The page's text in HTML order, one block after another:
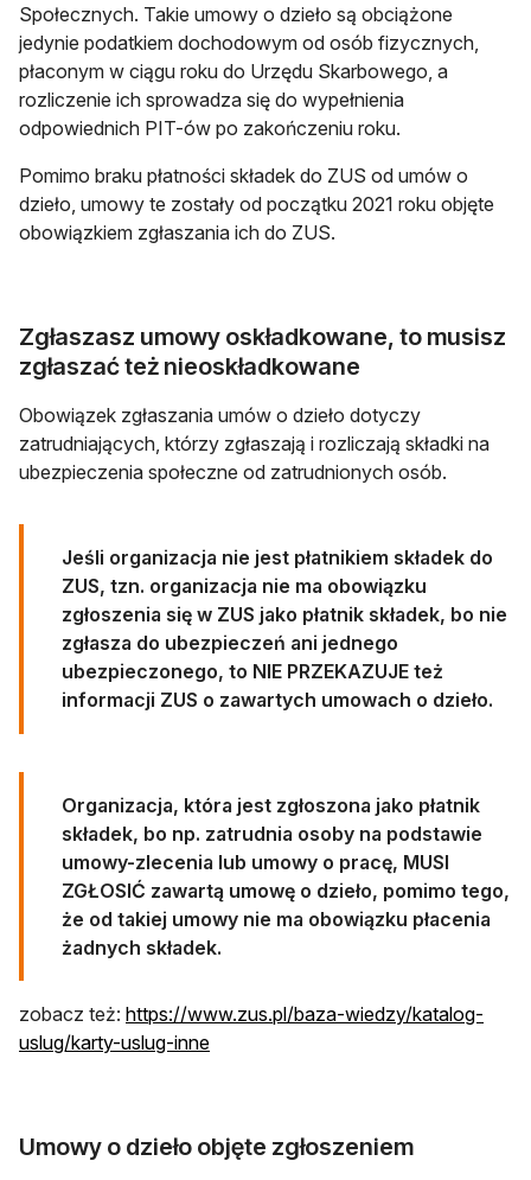
Społecznych. Takie umowy o dzieło są obciążone
jedynie podatkiem dochodowym od osób fizycznych,
płaconym w ciągu roku do Urzędu Skarbowego, a
rozliczenie ich sprowadza się do wypełnienia
odpowiednich PIT-ów po zakończeniu roku.
Pomimo braku płatności składek do ZUS od umów o
dzieło, umowy te zostały od początku 2021 roku objęte
obowiązkiem zgłaszania ich do ZUS.
Zgłaszasz umowy oskładkowane, to musisz
zgłaszać też nieoskładkowane
Obowiązek zgłaszania umów o dzieło dotyczy
zatrudniających, którzy zgłaszają i rozliczają składki na
ubezpieczenia społeczne od zatrudnionych osób.
Jeśli organizacja nie jest płatnikiem składek do
ZUS, tzn. organizacja nie ma obowiązku
zgłoszenia się w ZUS jako płatnik składek, bo nie
zgłasza do ubezpieczeń ani jednego
ubezpieczonego, to NIE PRZEKAZUJE też
informacji ZUS o zawartych umowach o dzieło.
Organizacja, która jest zgłoszona jako płatnik
składek, bo np. zatrudnia osoby na podstawie
umowy-zlecenia lub umowy o pracę, MUSI
ZGŁOSIĆ zawartą umowę o dzieło, pomimo tego,
że od takiej umowy nie ma obowiązku płacenia
żadnych składek.
zobacz też: https://www.zus.pl/baza-wiedzy/katalog-
uslug/karty-uslug-inneotwiera się w nowej karcie
Umowy o dzieło objęte zgłoszeniem